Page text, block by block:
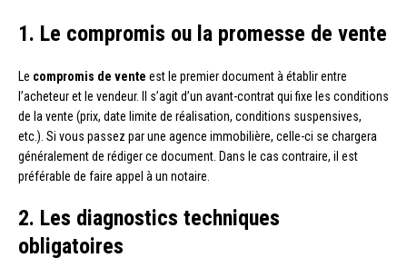
1. Le compromis ou la promesse de vente
Le compromis de vente est le premier document à établir entre
l’acheteur et le vendeur. Il s’agit d’un avant-contrat qui fixe les conditions
de la vente (prix, date limite de réalisation, conditions suspensives,
etc.). Si vous passez par une agence immobilière, celle-ci se chargera
généralement de rédiger ce document. Dans le cas contraire, il est
préférable de faire appel à un notaire.
2. Les diagnostics techniques
obligatoires